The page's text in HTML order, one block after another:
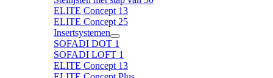
ELITE Concept 13
ELITE Concept 25
Insertsystemen
SOFADI DOT 1
SOFADI LOFT 1
ELITE Concept 13